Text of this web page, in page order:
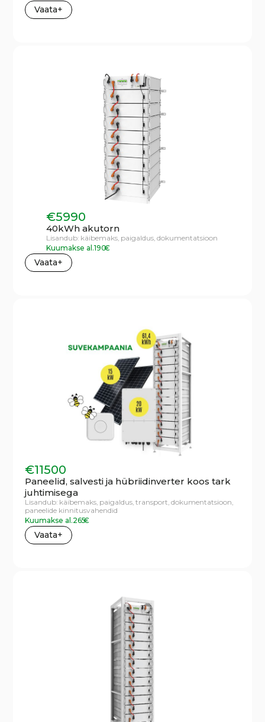
Vaata+
€5990
40kWh akutorn
Lisandub: käibemaks, paigaldus, dokumentatsioon
Kuumakse al.190€
Vaata+
€11500
Paneelid, salvesti ja hübriidinverter koos tark
juhtimisega
Lisandub: käibemaks, paigaldus, transport, dokumentatsioon,
paneelide kinnitusvahendid
Kuumakse al.265€
Vaata+